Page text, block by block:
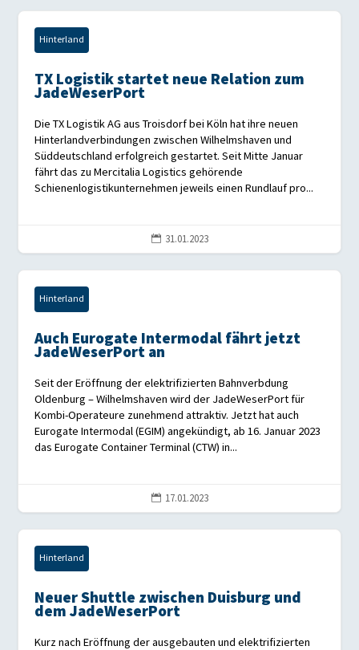
Hinterland
TX Logistik startet neue Relation zum
JadeWeserPort
Die TX Logistik AG aus Troisdorf bei Köln hat ihre neuen
Hinterlandverbindungen zwischen Wilhelmshaven und
Süddeutschland erfolgreich gestartet. Seit Mitte Januar
fährt das zu Mercitalia Logistics gehörende
Schienenlogistikunternehmen jeweils einen Rundlauf pro...
 31.01.2023
Hinterland
Auch Eurogate Intermodal fährt jetzt
JadeWeserPort an
Seit der Eröffnung der elektrifizierten Bahnverbdung
Oldenburg – Wilhelmshaven wird der JadeWeserPort für
Kombi-Operateure zunehmend attraktiv. Jetzt hat auch
Eurogate Intermodal (EGIM) angekündigt, ab 16. Januar 2023
das Eurogate Container Terminal (CTW) in...
 17.01.2023
Hinterland
Neuer Shuttle zwischen Duisburg und
dem JadeWeserPort
Kurz nach Eröffnung der ausgebauten und elektrifizierten